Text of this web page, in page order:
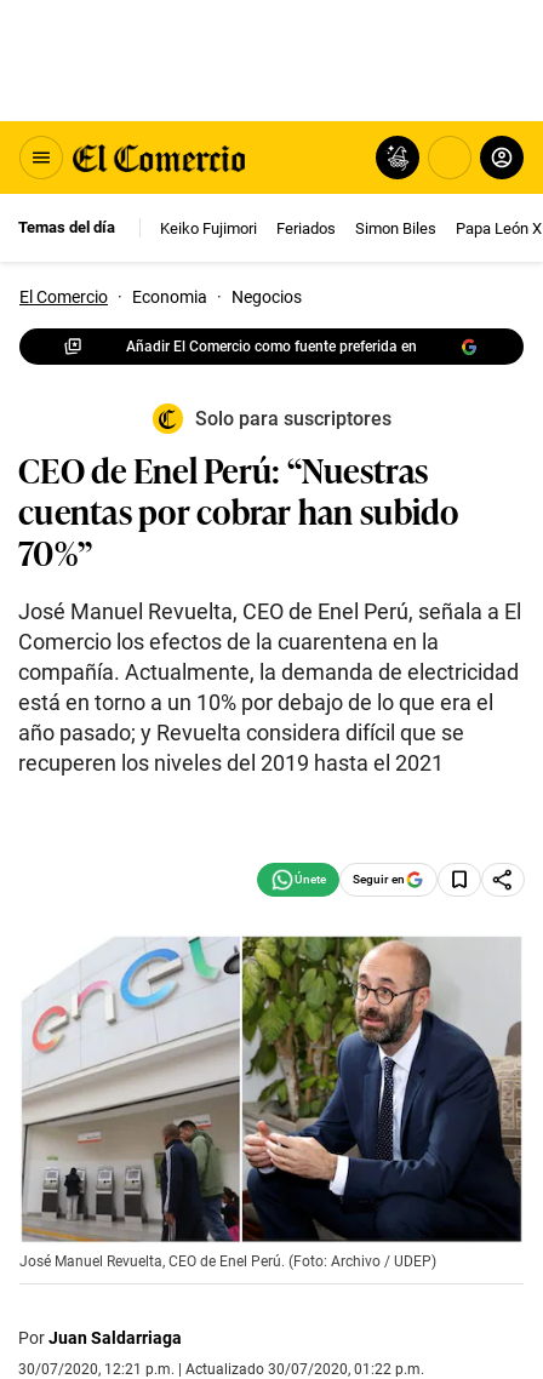
Temas del día Keiko Fujimori Feriados Simon Biles Papa León
El Comercio · Economia · Negocios
Añadir El Comercio como fuente preferida en
Solo para suscriptores
CEO de Enel Perú: “Nuestras
cuentas por cobrar han subido
70%”
José Manuel Revuelta, CEO de Enel Perú, señala a El
Comercio los efectos de la cuarentena en la
compañía. Actualmente, la demanda de electricidad
está en torno a un 10% por debajo de lo que era el
año pasado; y Revuelta considera difícil que se
recuperen los niveles del 2019 hasta el 2021
Seguir en
José Manuel Revuelta, CEO de Enel Perú. (Foto: Archivo / UDEP)
PorJuan Saldarriaga
30/07/2020, 12:21 p.m. | Actualizado 30/07/2020, 01:22 p.m.